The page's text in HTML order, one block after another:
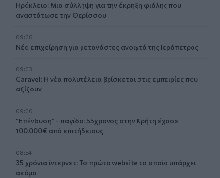
Ηράκλειο: Μια σύλληψη για την έκρηξη φιάλης που
αναστάτωσε την Θερίσσου
09:06
Νέα επιχείρηση για μετανάστες ανοιχτά της Ιεράπετρας
09:03
Caravel: Η νέα πολυτέλεια βρίσκεται στις εμπειρίες που
αξίζουν
09:00
"Επένδυση" - παγίδα: 55χρονος στην Κρήτη έχασε
100.000€ από επιτήδειους
08:54
35 χρόνια ίντερνετ: Το πρώτο website το οποίο υπάρχει
ακόμα